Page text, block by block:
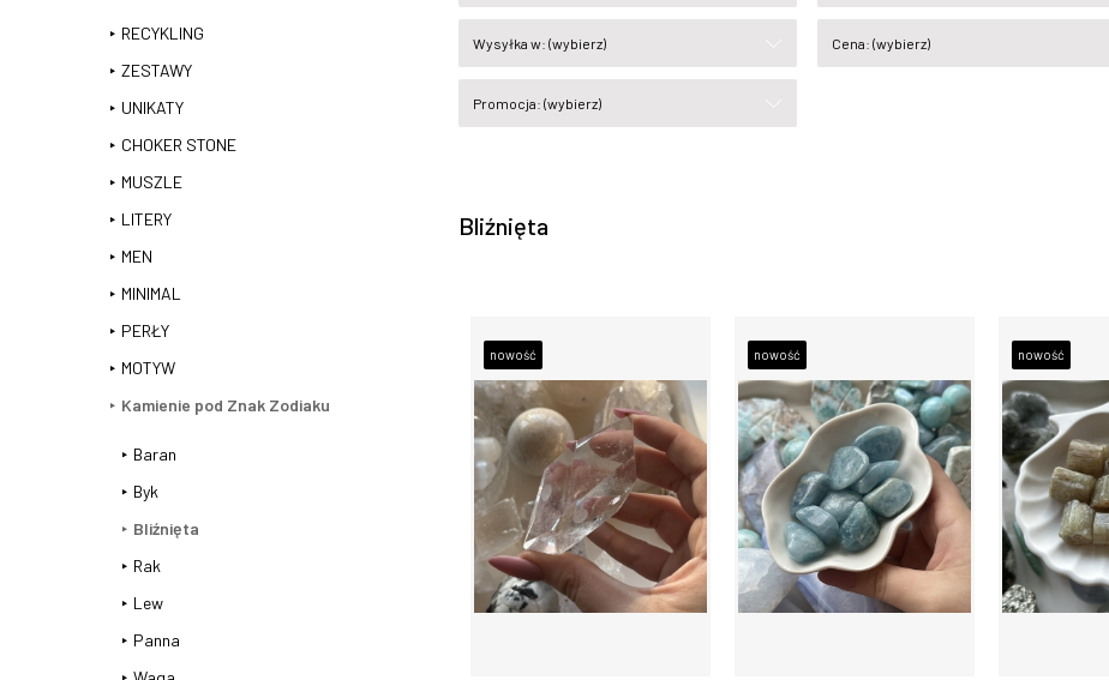
RECYKLING
ZESTAWY
UNIKATY
CHOKER STONE
MUSZLE
LITERY
MEN
MINIMAL
PERŁY
MOTYW
Kamienie pod Znak Zodiaku
Baran
Byk
Bliźnięta
Rak
Lew
Panna
Wysyłka w: (wybierz) Cena: (wybierz)
Promocja: (wybierz)
Bliźnięta
nowość nowość nowość